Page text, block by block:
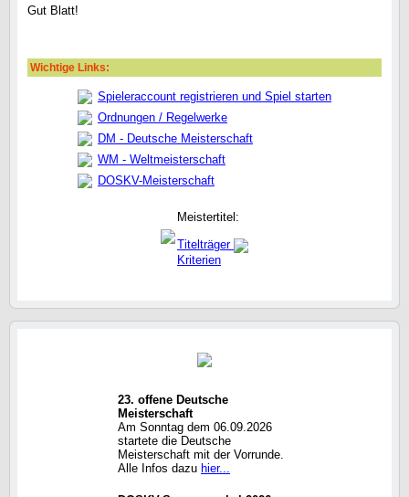
Gut Blatt!
Wichtige Links:
Spieleraccount registrieren und Spiel starten
Ordnungen / Regelwerke
DM - Deutsche Meisterschaft
WM - Weltmeisterschaft
DOSKV-Meisterschaft
Meistertitel:
Titelträger
Kriterien
23. offene Deutsche
Meisterschaft
Am Sonntag dem 06.09.2026
startete die Deutsche
Meisterschaft mit der Vorrunde.
Alle Infos dazu hier...